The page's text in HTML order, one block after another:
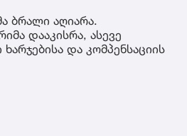
ბრალი აღიარა.
დააკისრა, ასევე
ხარჯებისა და კომპენსაციის